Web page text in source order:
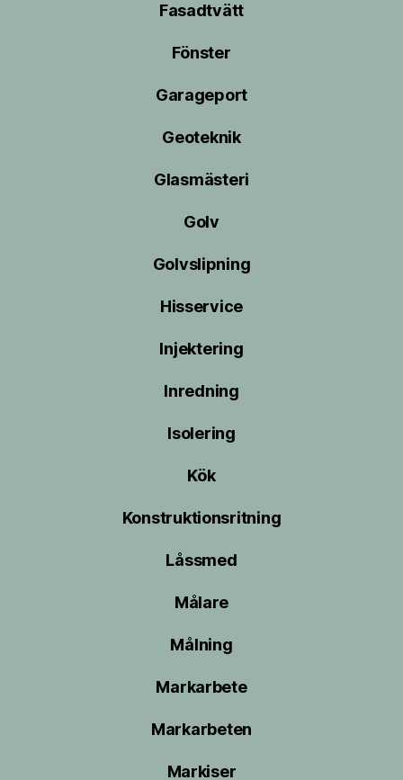
Fasadtvätt
Fönster
Garageport
Geoteknik
Glasmästeri
Golv
Golvslipning
Hisservice
Injektering
Inredning
Isolering
Kök
Konstruktionsritning
Låssmed
Målare
Målning
Markarbete
Markarbeten
Markiser